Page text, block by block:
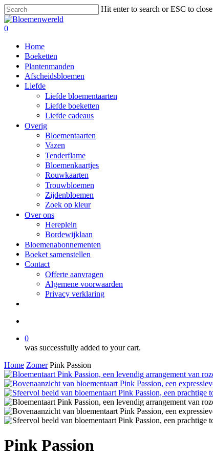
Skip
to
main
Hit enter to search or ESC to close
Close
Search
search
0
Home
Boeketten
Plantenmanden
Afscheidsbloemen
Liefde
Liefde bloementaarten
Liefde boeketten
Liefde cadeaus
Overig
Bloementaarten
Vazen
Tenderflame
Bloemenkaartjes
Rouwkaarten
Trouwbloemen
Zijdenbloemen
Zoek op kleur
Over ons
Hereplein
Bordewijklaan
Bloemenabonnementen
Boeket samenstellen
Contact
Offerte aanvragen
Algemene voorwaarden
Privacy verklaring
0
was successfully added to your cart.
Home Zomer Pink Passion
Pink Passion